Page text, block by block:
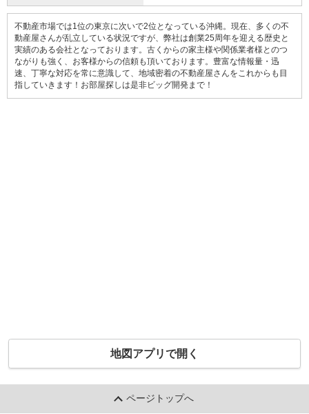
不動産市場では1位の東京に次いで2位となっている沖縄。現在、多くの不
動産屋さんが乱立している状況ですが、弊社は創業25周年を迎える歴史と
実績のある会社となっております。古くからの家主様や関係業者様とのつ
ながりも強く、お客様からの信頼も頂いております。豊富な情報量・迅
速、丁寧な対応を常に意識して、地域密着の不動産屋さんをこれからも目
指していきます！お部屋探しは是非ビッグ開発まで！
地図アプリで開く
ページトップへ